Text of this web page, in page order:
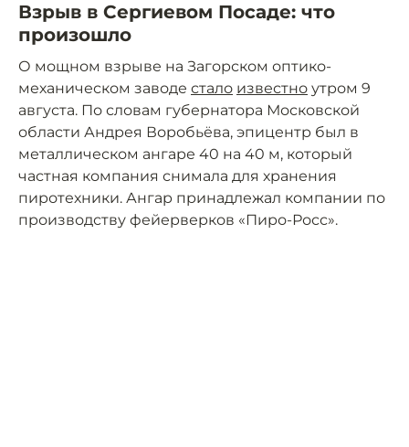
Взрыв в Сергиевом Посаде: что
произошло
О мощном взрыве на Загорском оптико-
механическом заводе стало известно утром 9
августа. По словам губернатора Московской
области Андрея Воробьёва, эпицентр был в
металлическом ангаре 40 на 40 м, который
частная компания снимала для хранения
пиротехники. Ангар принадлежал компании по
производству фейерверков «Пиро-Росс».